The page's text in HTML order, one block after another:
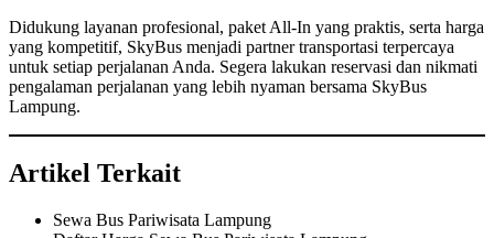
Didukung layanan profesional, paket All-In yang praktis, serta harga
yang kompetitif, SkyBus menjadi partner transportasi terpercaya
untuk setiap perjalanan Anda. Segera lakukan reservasi dan nikmati
pengalaman perjalanan yang lebih nyaman bersama SkyBus
Lampung.
Artikel Terkait
Sewa Bus Pariwisata Lampung